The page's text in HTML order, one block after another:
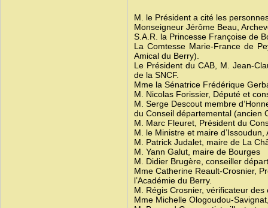
M. le Président a cité les
Monseigneur Jérôme Beau,
S.A.R. la Princesse Françoise de
La Comtesse Marie-France de
Amical du Berry).
Le Président du CAB, M. Jean-
de la SNCF.
Mme la Sénatrice Frédérique
M. Nicolas Forissier, Député et
M. Serge Descout membre
du Conseil départemental (ancien
M. Marc Fleuret, Président du
M. le Ministre et maire d’Issoudun,
M. Patrick Judalet, maire de La
M. Yann Galut, maire de Bourges
M. Didier Brugère, conseiller
Mme Catherine Reault-Crosnier,
l’Académie du Berry.
M. Régis Crosnier, vérificateur des
Mme Michelle Ologoudou-